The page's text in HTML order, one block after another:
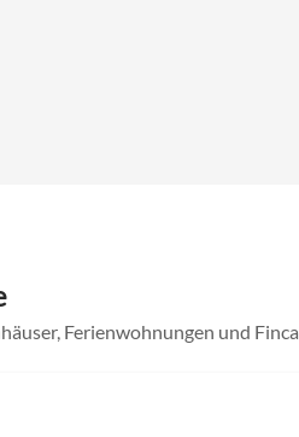
Ferienwohnungen und